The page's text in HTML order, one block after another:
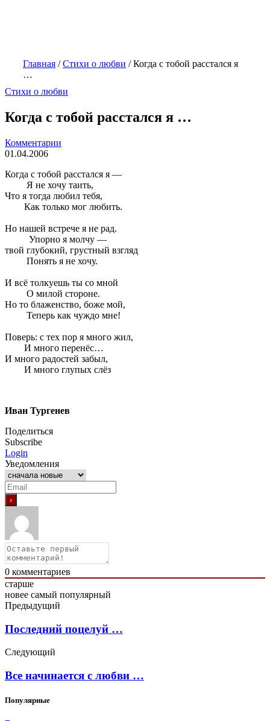
Главная /Стихи о любви /Когда с тобой расстался я
…
Стихи о любви
Когда с тобой расстался я …
Комментарии
01.04.2006
Когда с тобой расстался я —
Я не хочу таить,
Что я тогда любил тебя,
Как только мог любить.
Но нашей встрече я не рад.
Упорно я молчу —
твой глубокий, грустный взгляд
Понять я не хочу.
И всё толкуешь ты со мной
О милой стороне.
Но то блаженство, боже мой,
Теперь как чуждо мне!
Поверь: с тех пор я много жил,
И много перенёс…
И много радостей забыл,
И много глупых слёз
Иван Тургенев
Поделиться
Subscribe
Login
Уведомления
0 комментариев
старше
новее самый популярный
Предыдущий
Последний поцелуй …
Следующий
Все начинается с любви …
Популярные